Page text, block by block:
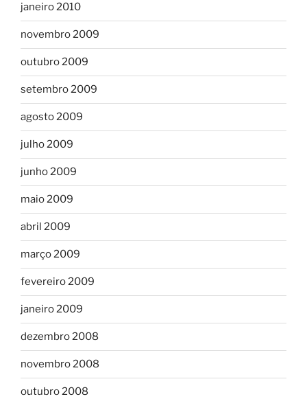
janeiro 2010
novembro 2009
outubro 2009
setembro 2009
agosto 2009
julho 2009
junho 2009
maio 2009
abril 2009
março 2009
fevereiro 2009
janeiro 2009
dezembro 2008
novembro 2008
outubro 2008